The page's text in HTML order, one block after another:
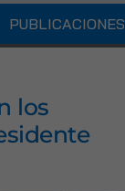
PUBLICACIONES
los